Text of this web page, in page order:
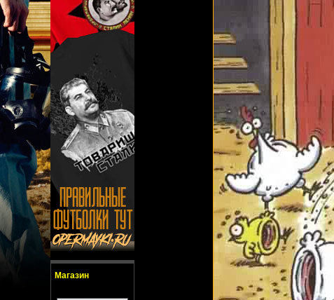
Магазин